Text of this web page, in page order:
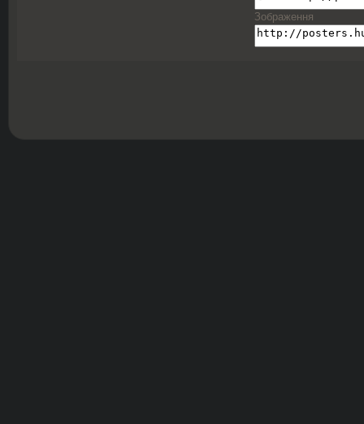
Зображення